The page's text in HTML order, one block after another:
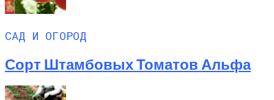
САД И ОГОРОД
Сорт Штамбовых Томатов Альфа